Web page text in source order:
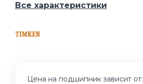
Все характеристики
Цена на подшипник зависит от: